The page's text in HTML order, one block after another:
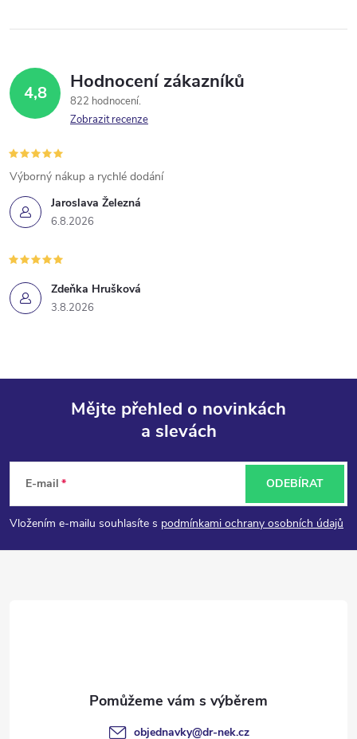
4,8 Hodnocení zákazníků
822 hodnocení
Zobrazit recenze
Jaroslava Železná
6.8.2026
Výborný nákup a rychlé dodání
Zdeňka Hrušková
3.8.2026
p
Mějte přehled o novinkách
a slevách
E-mail
Vložením e-mailu souhlasíte s podmínkami ochrany osobních údajů
ODEBÍRAT
objednavky@dr-nek.cz